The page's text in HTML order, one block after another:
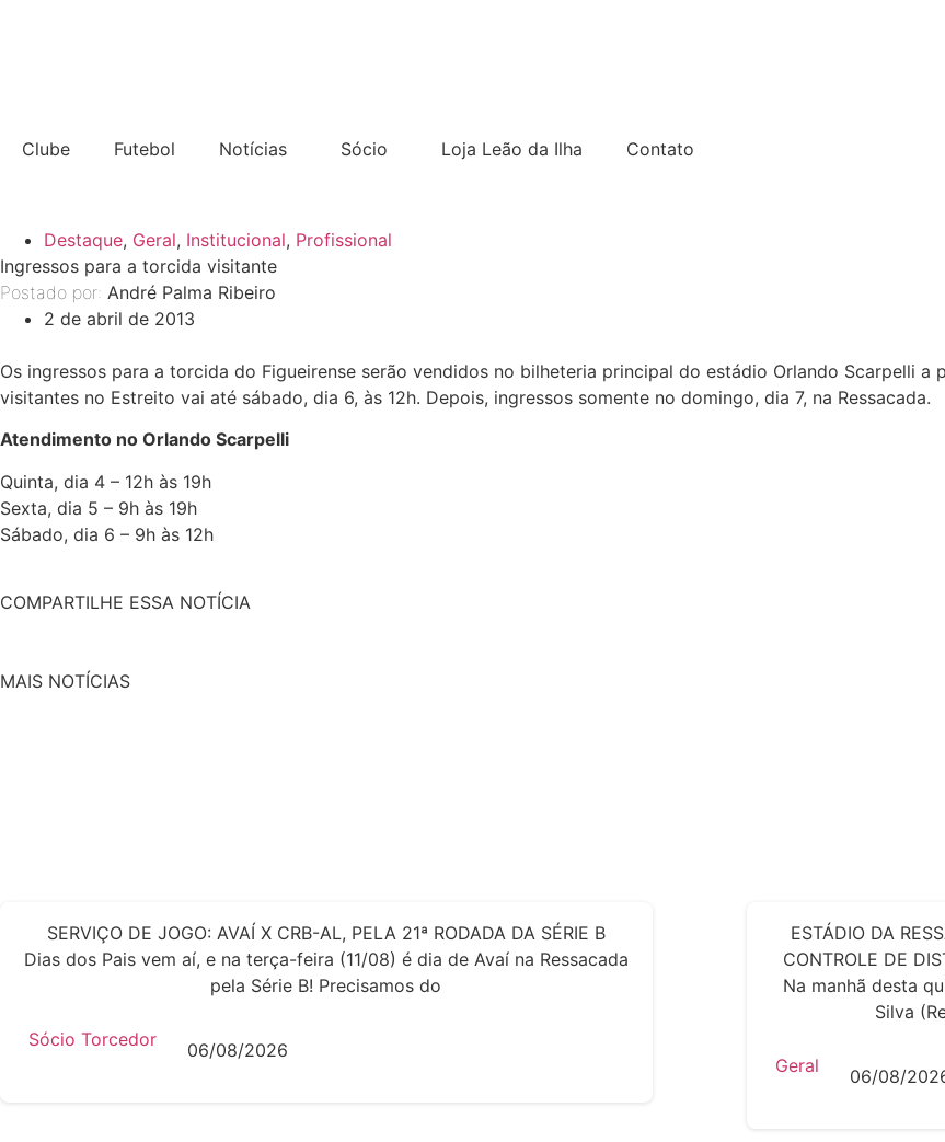
Clube Futebol Notícias Sócio Loja Leão da Ilha Contato
Destaque, Geral, Institucional, Profissional
Ingressos para a torcida visitante
Postado por: André Palma Ribeiro
2 de abril de 2013
Os ingressos para a torcida do Figueirense serão vendidos no bilheteria principal do estádio Orlando Scarpelli
visitantes no Estreito vai até sábado, dia 6, às 12h. Depois, ingressos somente no domingo, dia 7, na Ressacada.
Atendimento no Orlando Scarpelli
Quinta, dia 4 – 12h às 19h
Sexta, dia 5 – 9h às 19h
Sábado, dia 6 – 9h às 12h
COMPARTILHE ESSA NOTÍCIA
MAIS NOTÍCIAS
SERVIÇO DE JOGO: AVAÍ X CRB-AL, PELA 21ª RODADA DA SÉRIE B
Dias dos Pais vem aí, e na terça-feira (11/08) é dia de Avaí na Ressacada
pela Série B! Precisamos do
Sócio Torcedor 06/08/2026
ESTÁDIO DA
CONTROLE DE
Na manhã desta
Silva
Geral 06/08/